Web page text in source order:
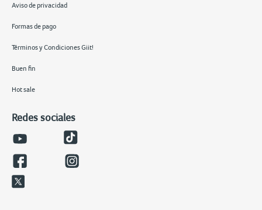
Aviso de privacidad
Formas de pago
Términos y Condiciones Giit!
Buen fin
Hot sale
Redes sociales